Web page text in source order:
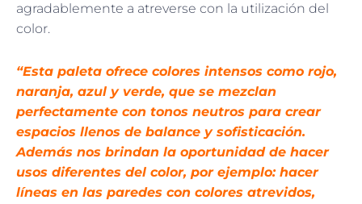
agradablemente a atreverse con la utilización del
color.
“Esta paleta ofrece colores intensos como rojo,
naranja, azul y verde, que se mezclan
perfectamente con tonos neutros para crear
espacios llenos de balance y sofisticación.
Además nos brindan la oportunidad de hacer
usos diferentes del color, por ejemplo: hacer
líneas en las paredes con colores atrevidos,